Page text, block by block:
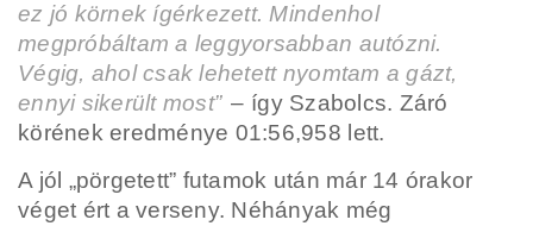
ez jó körnek ígérkezett. Mindenhol
megpróbáltam a leggyorsabban autózni.
Végig, ahol csak lehetett nyomtam a gázt,
ennyi sikerült most” – így Szabolcs. Záró
körének eredménye 01:56,958 lett.
A jól „pörgetett” futamok után már 14 órakor
véget ért a verseny. Néhányak még